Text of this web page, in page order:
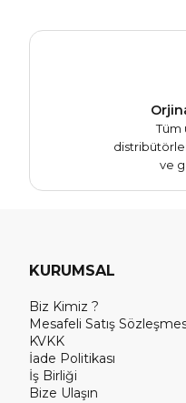
Tüm
ve
KURUMSAL
Biz Kimiz ?
Mesafeli Satış
KVKK
İade Politikası
İş Birliği
Bize Ulaşın